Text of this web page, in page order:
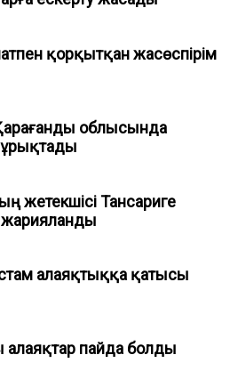
қорқытқан жасөспірім
облысында
жетекшісі Тансариге
жарияланды
алаяқтыққа қатысы
пайда болды